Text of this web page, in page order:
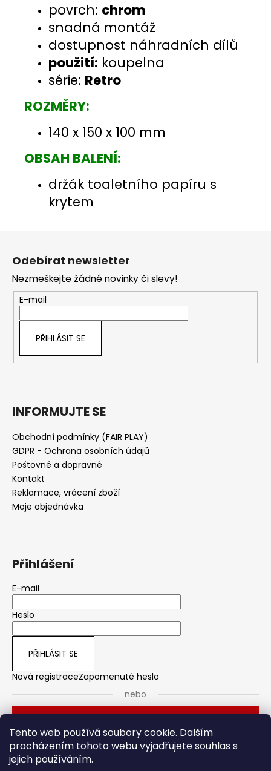
Tento web používá soubory cookie. Dalším
procházením tohoto webu vyjadřujete souhlas s
jejich používáním.
povrch: chrom
snadná montáž
dostupnost náhradních dílů
použití: koupelna
série: Retro
ROZMĚRY:
140 x 150 x 100 mm
OBSAH BALENÍ:
držák toaletního papíru s
krytem
Z
Odebírat newsletter
Nezmeškejte žádné novinky či slevy!
E-mail
PŘIHLÁSIT SE
INFORMUJTE SE
Obchodní podmínky (FAIR PLAY)
GDPR - Ochrana osobních údajů
Poštovné a dopravné
Kontakt
Reklamace, vrácení zboží
Moje objednávka
Přihlášení
E-mail
Heslo
PŘIHLÁSIT SE
Nová registraceZapomenuté heslo
nebo